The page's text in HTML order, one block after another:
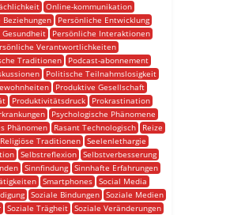
Online-kommunikation
Beziehungen
Persönliche Entwicklung
Gesundheit
Persönliche Interaktionen
Verantwortlichkeiten
Traditionen
Podcast-abonnement
Politische Teilnahmslosigkeit
Produktive Gesellschaft
Produktivitätsdruck
Prokrastination
Psychologische Phänomene
Phänomen
Rasant Technologisch
Reize
Religiöse Traditionen Seelenlethargie
Selbstreflexion
Selbstverbesserung
Sinnfindung
Sinnhafte Erfahrungen
Smartphones Social Media
Soziale Bindungen Soziale Medien
Soziale Trägheit Soziale Veränderungen